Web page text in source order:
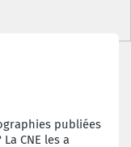
publiées
CNE les a